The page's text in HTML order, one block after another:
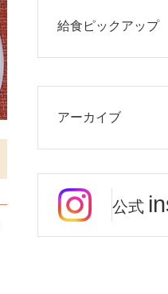
給食ピックアップ
アーカイブ
公式